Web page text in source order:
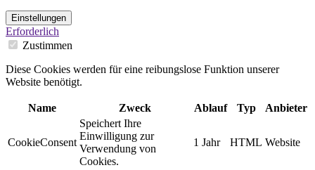
Einstellungen
Erforderlich
Zustimmen
Diese Cookies werden für eine reibungslose Funktion unserer
Website benötigt.
Name Zweck Ablauf Typ Anbieter
CookieConsent
Speichert Ihre
Einwilligung zur
Verwendung von
Cookies.
1 Jahr HTML Website